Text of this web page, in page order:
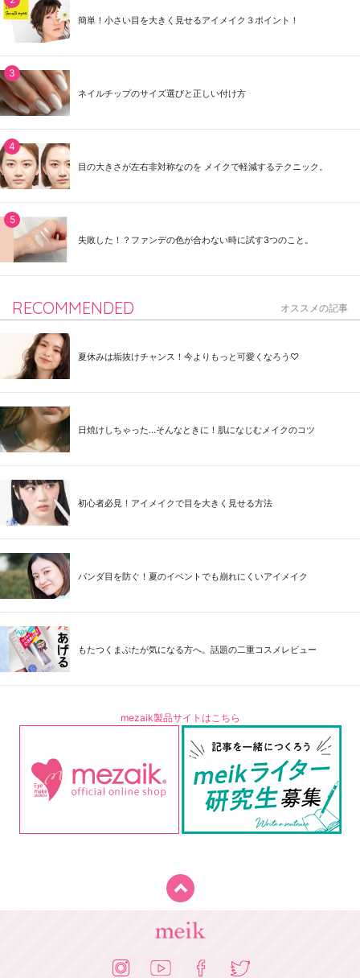
簡単！小さい目を大きく見せるアイメイク３ポイント！
ネイルチップのサイズ選びと正しい付け方
目の大きさが左右非対称なのを メイクで軽減するテクニック。
失敗した！？ファンデの色が合わない時に試す3つのこと。
RECOMMENDED オススメの記事
夏休みは垢抜けチャンス！今よりもっと可愛くなろう♡
日焼けしちゃった...そんなときに！肌になじむメイクのコツ
初心者必見！アイメイクで目を大きく見せる方法
パンダ目を防ぐ！夏のイベントでも崩れにくいアイメイク
もたつくまぶたが気になる方へ。話題の二重コスメレビュー
mezaik製品サイトはこちら